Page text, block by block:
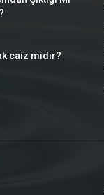
caiz midir?